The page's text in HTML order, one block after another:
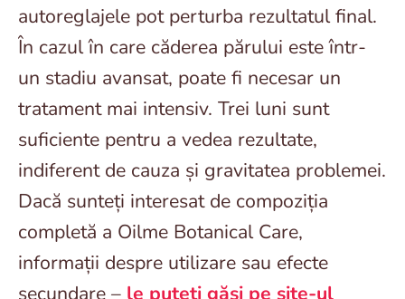
autoreglajele pot perturba rezultatul final.
În cazul în care căderea părului este într-
un stadiu avansat, poate fi necesar un
tratament mai intensiv. Trei luni sunt
suficiente pentru a vedea rezultate,
indiferent de cauza și gravitatea problemei.
Dacă sunteți interesat de compoziția
completă a Oilme Botanical Care,
informații despre utilizare sau efecte
secundare – le puteți găsi pe site-ul